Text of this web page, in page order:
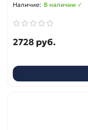
В наличии ✓
2728 руб.